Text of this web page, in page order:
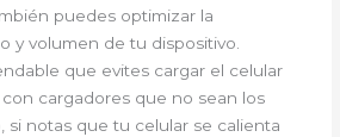
puedes optimizar la
y volumen de tu dispositivo.
que evites cargar el celular
cargadores que no sean los
si notas que tu celular se calienta